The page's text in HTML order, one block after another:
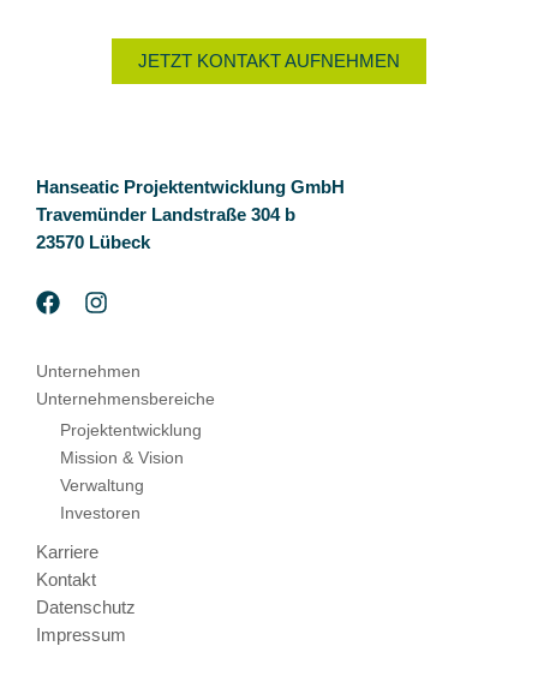
JETZT KONTAKT AUFNEHMEN
Hanseatic Projektentwicklung GmbH
Travemünder Landstraße 304 b
23570 Lübeck
Unternehmen
Unternehmensbereiche
Projektentwicklung
Mission & Vision
Verwaltung
Investoren
Karriere
Kontakt
Datenschutz
Impressum